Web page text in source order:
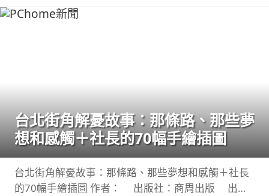
台北街角解憂故事：那條路、那些夢
想和感觸＋社長的70幅手繪插圖
台北街角解憂故事：那條路、那些夢想和感觸＋社長
的70幅手繪插圖 作者： 出版社：商周出版 出版